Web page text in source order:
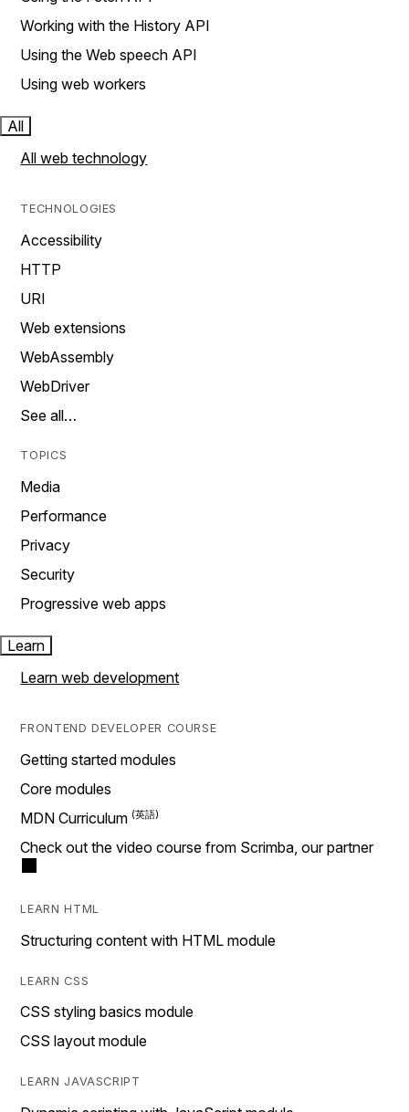
Working with the History API
Using the Web speech API
Using web workers
All
All web technology
TECHNOLOGIES
Accessibility
HTTP
URI
Web extensions
WebAssembly
WebDriver
See all…
TOPICS
Media
Performance
Privacy
Security
Progressive web apps
Learn
Learn web development
FRONTEND DEVELOPER COURSE
Getting started modules
Core modules
MDN Curriculum
Check out the video course from Scrimba, our partner
LEARN HTML
Structuring content with HTML module
LEARN CSS
CSS styling basics module
CSS layout module
LEARN JAVASCRIPT